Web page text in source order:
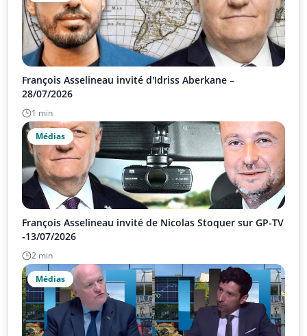
François Asselineau invité d'Idriss Aberkane –
28/07/2026
1 min
Médias
François Asselineau invité de Nicolas Stoquer sur GP-TV
-13/07/2026
2 min
Médias